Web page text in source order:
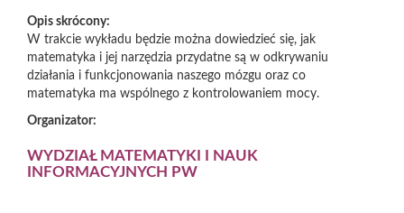
Opis skrócony:
W trakcie wykładu będzie można dowiedzieć się, jak
matematyka i jej narzędzia przydatne są w odkrywaniu
działania i funkcjonowania naszego mózgu oraz co
matematyka ma wspólnego z kontrolowaniem mocy.
Organizator:
WYDZIAŁ MATEMATYKI I NAUK
INFORMACYJNYCH PW